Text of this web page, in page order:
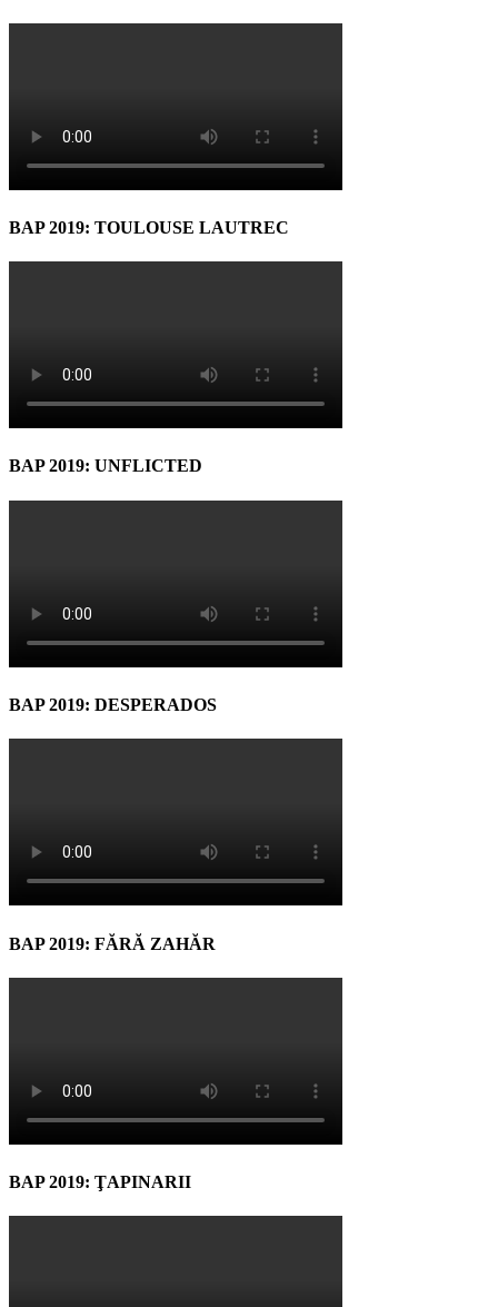
BAP 2019: TOULOUSE LAUTREC
BAP 2019: UNFLICTED
BAP 2019: DESPERADOS
BAP 2019: FĂRĂ ZAHĂR
BAP 2019: ŢAPINARII